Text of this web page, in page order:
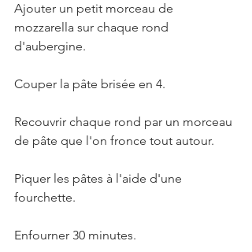
Ajouter un petit morceau de
mozzarella sur chaque rond
d'aubergine.
Couper la pâte brisée en 4.
Recouvrir chaque rond par un morceau
de pâte que l'on fronce tout autour.
Piquer les pâtes à l'aide d'une
fourchette.
Enfourner 30 minutes.